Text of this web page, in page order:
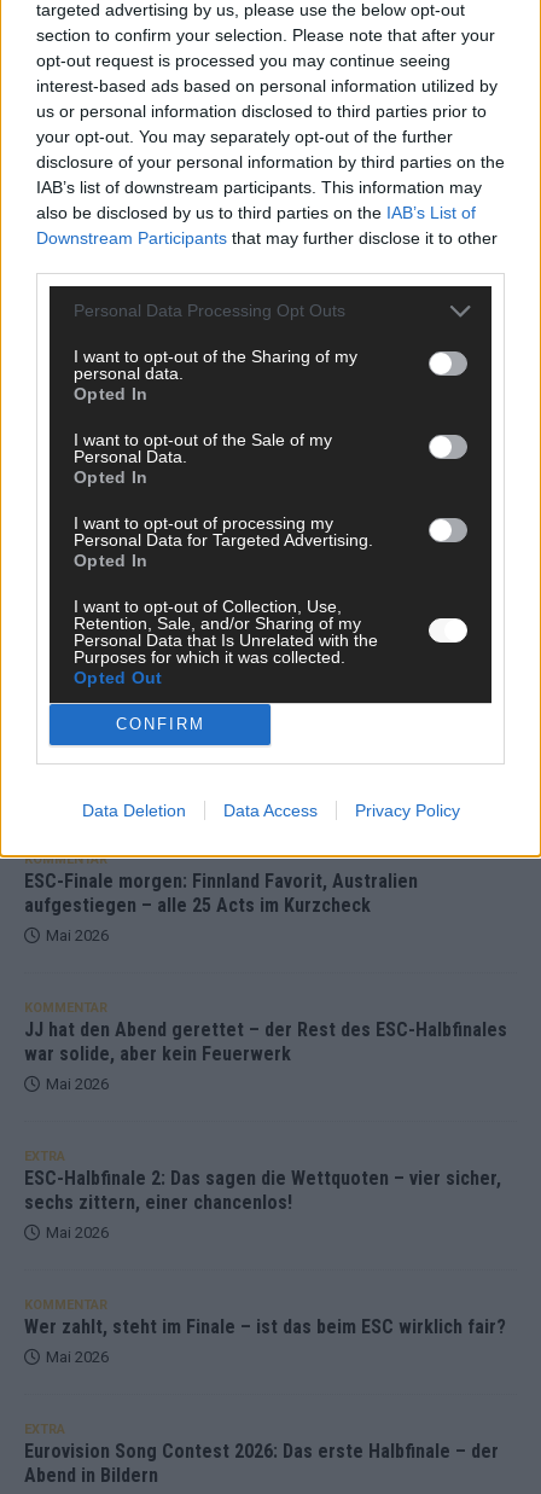
targeted advertising by us, please use the below opt-out
section to confirm your selection. Please note that after your
opt-out request is processed you may continue seeing
interest-based ads based on personal information utilized by
us or personal information disclosed to third parties prior to
your opt-out. You may separately opt-out of the further
disclosure of your personal information by third parties on the
IAB’s list of downstream participants. This information may
also be disclosed by us to third parties on the IAB’s List of
Downstream Participants that may further disclose it to other
Personal Data Processing Opt Outs
I want to opt-out of the Sharing of my
personal data.
Opted In
I want to opt-out of the Sale of my
Personal Data.
Opted In
I want to opt-out of processing my
Personal Data for Targeted Advertising.
Opted In
I want to opt-out of Collection, Use,
Retention, Sale, and/or Sharing of my
Personal Data that Is Unrelated with the
Purposes for which it was collected.
Opted Out
CONFIRM
Data Deletion Data Access Privacy Policy
Monaco, Sallys Café, Westernbrauerei – der
Europa-Park 2026 macht vieles neu
Juni 2026
DARA gewinnt verdient, Israel beunruhigend –
unser Kommentar zum ESC 2026
KOMMENTAR
KOMMENTAR
ESC-Finale morgen: Finnland Favorit, Australien
aufgestiegen – alle 25 Acts im Kurzcheck
Mai 2026
KOMMENTAR
JJ hat den Abend gerettet – der Rest des ESC-Halbfinales
war solide, aber kein Feuerwerk
Mai 2026
EXTRA
ESC-Halbfinale 2: Das sagen die Wettquoten – vier sicher,
sechs zittern, einer chancenlos!
Mai 2026
KOMMENTAR
Wer zahlt, steht im Finale – ist das beim ESC wirklich fair?
Mai 2026
EXTRA
Eurovision Song Contest 2026: Das erste Halbfinale – der
Abend in Bildern